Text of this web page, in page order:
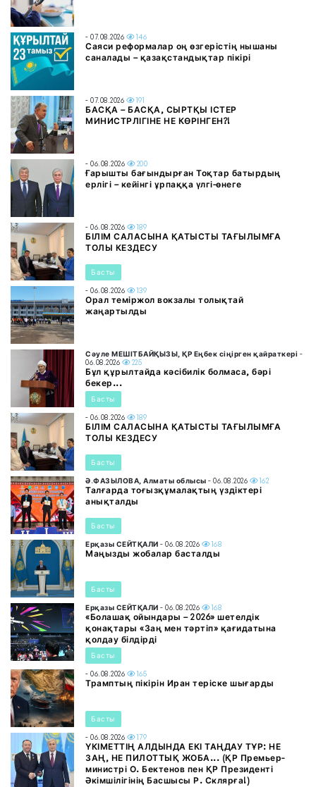
- 07.08.2026 146
Саяси реформалар оң өзгерістің нышаны
саналады – қазақстандықтар пікірі
- 07.08.2026 191
БАСҚА – БАСҚА, СЫРТҚЫ ІСТЕР
МИНИСТРЛІГІНЕ НЕ КӨРІНГЕН?!
- 06.08.2026 200
Ғарышты бағындырған Тоқтар батырдың
ерлігі – кейінгі ұрпаққа үлгі-өнеге
- 06.08.2026 189
БІЛІМ САЛАСЫНА ҚАТЫСТЫ ТАҒЫЛЫМҒА
ТОЛЫ КЕЗДЕСУ
Басты
- 06.08.2026 139
Орал теміржол вокзалы толықтай
жаңартылды
Сәуле МЕШІТБАЙҚЫЗЫ, ҚР Еңбек сіңірген қайраткері -
06.08.2026
225
Бұл құрылтайда кәсібилік болмаса, бәрі
бекер...
Басты
- 06.08.2026 189
БІЛІМ САЛАСЫНА ҚАТЫСТЫ ТАҒЫЛЫМҒА
ТОЛЫ КЕЗДЕСУ
Басты
Ә.ФАЗЫЛОВА, Алматы облысы - 06.08.2026 162
Талғарда тоғызқұмалақтың үздіктері
анықталды
Басты
Ерқазы СЕЙТҚАЛИ - 06.08.2026 168
Маңызды жобалар басталды
Басты
Ерқазы СЕЙТҚАЛИ - 06.08.2026 168
«Болашақ ойындары – 2026» шетелдік
қонақтары «Заң мен тәртіп» қағидатына
қолдау білдірді
Басты
- 06.08.2026 165
Трамптың пікірін Иран теріске шығарды
Басты
- 06.08.2026 179
ҮКІМЕТТІҢ АЛДЫНДА ЕКІ ТАҢДАУ ТҰР: НЕ
ЗАҢ, НЕ ПИЛОТТЫҚ ЖОБА... (ҚР Премьер-
министрі О. Бектенов пен ҚР Президенті
Әкімшілігінің Басшысы Р. Склярға!)